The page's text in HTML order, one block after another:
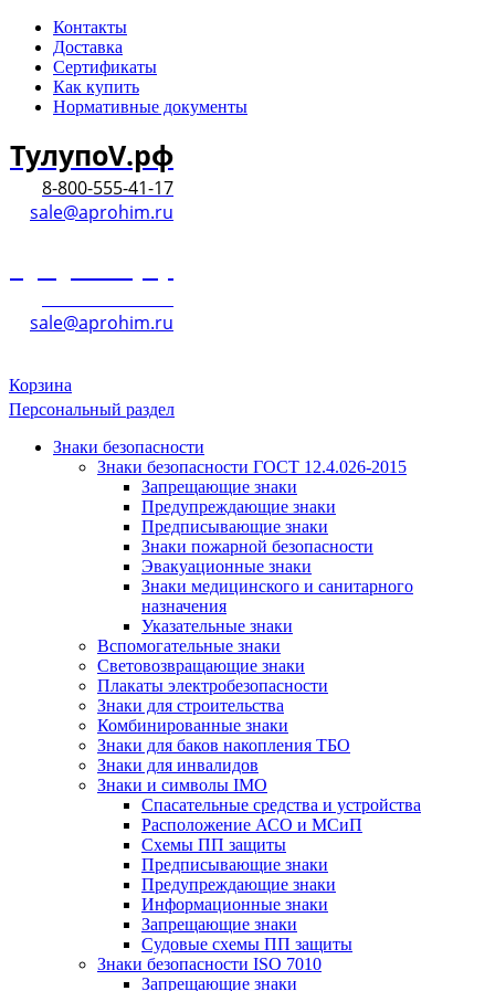
Контакты
Доставка
Сертификаты
Как купить
Нормативные документы
ТулупоV.рф
8-800-555-41-17
sale@aprohim.ru
sale@aprohim.ru
Корзина
Персональный раздел
Знаки безопасности
Знаки безопасности ГОСТ 12.4.026-2015
Запрещающие знаки
Предупреждающие знаки
Предписывающие знаки
Знаки пожарной безопасности
Эвакуационные знаки
Знаки медицинского и санитарного
назначения
Указательные знаки
Вспомогательные знаки
Световозвращающие знаки
Плакаты электробезопасности
Знаки для строительства
Комбинированные знаки
Знаки для баков накопления ТБО
Знаки для инвалидов
Знаки и символы IMO
Спасательные средства и устройства
Расположение АСО и МСиП
Схемы ПП защиты
Предписывающие знаки
Предупреждающие знаки
Информационные знаки
Запрещающие знаки
Судовые схемы ПП защиты
Знаки безопасности ISO 7010
Запрещающие знаки